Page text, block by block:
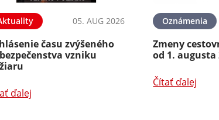
05. AUG 2026
času zvýšeného
vzniku
ďalej
Oznámenia
Zmeny
od 1. augusta
Čítať ďalej